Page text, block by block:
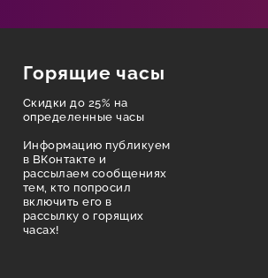
Горящие часы
Скидки до 25% на
определенные часы
Информацию публикуем
в ВКонтакте и
рассылаем сообщениях
тем, кто попросил
включить его в
рассылку о горящих
часах!